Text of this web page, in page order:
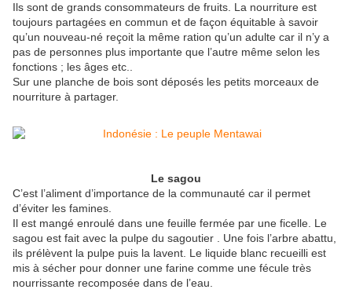
Ils sont de grands consommateurs de fruits. La nourriture est
toujours partagées en commun et de façon équitable à savoir
qu’un nouveau-né reçoit la même ration qu’un adulte car il n’y a
pas de personnes plus importante que l’autre même selon les
fonctions ; les âges etc..
Sur une planche de bois sont déposés les petits morceaux de
nourriture à partager.
Le sagou
C’est l’aliment d’importance de la communauté car il permet
d’éviter les famines.
Il est mangé enroulé dans une feuille fermée par une ficelle. Le
sagou est fait avec la pulpe du sagoutier . Une fois l’arbre abattu,
ils prélèvent la pulpe puis la lavent. Le liquide blanc recueilli est
mis à sécher pour donner une farine comme une fécule très
nourrissante recomposée dans de l’eau.